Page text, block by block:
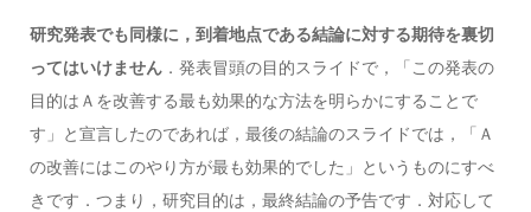
研究発表でも同様に，到着地点である結論に対する期待を裏切
ってはいけません．発表冒頭の目的スライドで，「この発表の
目的はＡを改善する最も効果的な方法を明らかにすることで
す」と宣言したのであれば，最後の結論のスライドでは，「Ａ
の改善にはこのやり方が最も効果的でした」というものにすべ
きです．つまり，研究目的は，最終結論の予告です．対応して